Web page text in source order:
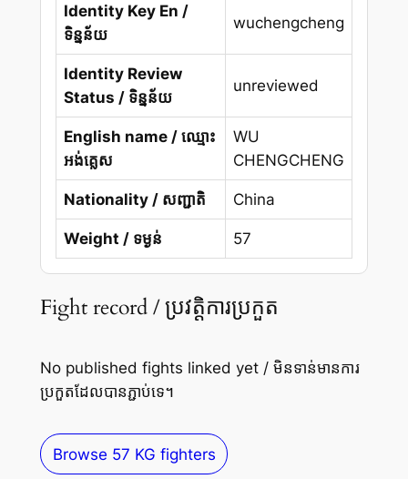
Identity Key En /
ទិន្នន័យ
wuchengcheng
Identity Review
Status / ទិន្នន័យ
unreviewed
English name / ឈ្មោះ
អង់គ្លេស
WU
CHENGCHENG
Nationality / សញ្ជាតិ China
Weight / ទម្ងន់ 57
Fight record / ប្រវត្តិការប្រកួត
No published fights linked yet / មិនទាន់មានការ
ប្រកួតដែលបានភ្ជាប់ទេ។
Browse 57 KG fighters